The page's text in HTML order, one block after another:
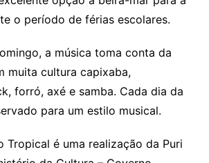
o período de férias escolares.
a música toma conta da
muita cultura capixaba,
forró, axé e samba. Cada dia da
para um estilo musical.
Tropical é uma realização da Puri